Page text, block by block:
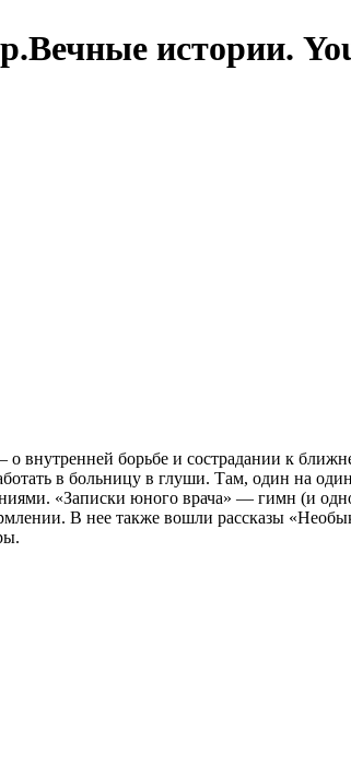
истории.
борьбе и сострадании к
в больницу в глуши. Там, один на
«Записки юного врача» — гимн (и
В нее также вошли рассказы